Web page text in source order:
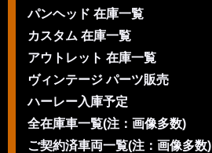
パンヘッド 在庫一覧
カスタム 在庫一覧
アウトレット 在庫一覧
ヴィンテージ パーツ販売
ハーレー入庫予定
全在庫車一覧(注：画像多数)
ご契約済車両一覧(注：画像多数)